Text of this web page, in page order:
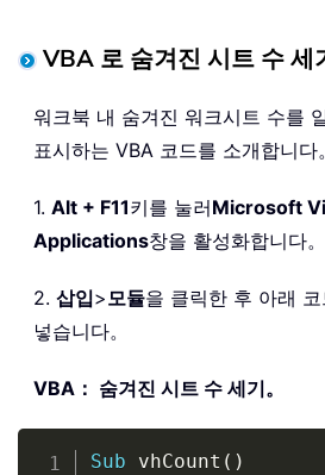
VBA 로 숨겨진 시트 수 세
워크북 내 숨겨진 워크시트 수를
표시하는 VBA 코드를 소개합니다。
1. Alt + F11키를 눌러Microsoft
Applications창을 활성화합니다。
2. 삽입>모듈을 클릭한 후 아래 코
넣습니다。
VBA： 숨겨진 시트 수 세기。
Sub vhCount ( )